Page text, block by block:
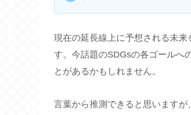
現在の延長線上に予想される未
す。今話題のSDGsの各ゴールへ
とがあるかもしれません。
言葉から推測できると思いますが